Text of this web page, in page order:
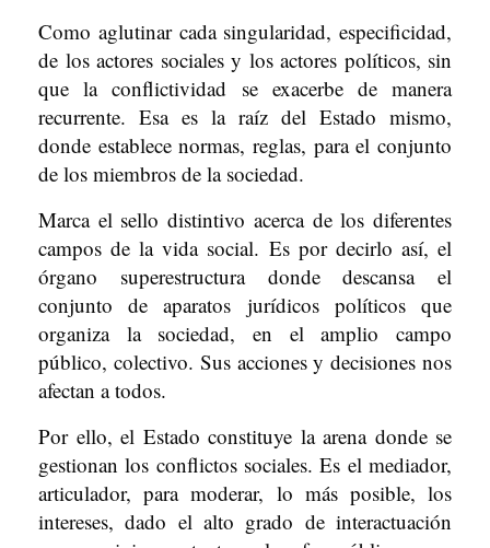
Como aglutinar cada singularidad, especificidad,
de los actores sociales y los actores políticos, sin
que la conflictividad se exacerbe de manera
recurrente. Esa es la raíz del Estado mismo,
donde establece normas, reglas, para el conjunto
de los miembros de la sociedad.
Marca el sello distintivo acerca de los diferentes
campos de la vida social. Es por decirlo así, el
órgano superestructura donde descansa el
conjunto de aparatos jurídicos políticos que
organiza la sociedad, en el amplio campo
público, colectivo. Sus acciones y decisiones nos
afectan a todos.
Por ello, el Estado constituye la arena donde se
gestionan los conflictos sociales. Es el mediador,
articulador, para moderar, lo más posible, los
intereses, dado el alto grado de interactuación